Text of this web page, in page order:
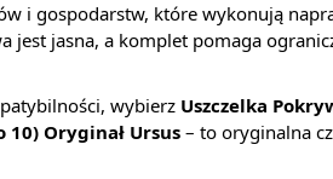
i gospodarstw, które wykonują
jest jasna, a komplet pomaga
wybierz Uszczelka
10) Oryginał Ursus – to oryginalna